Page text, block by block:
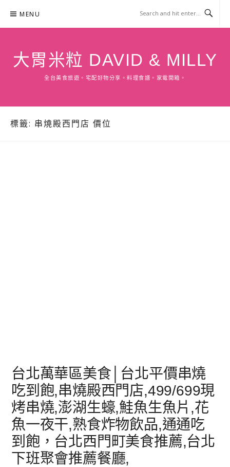
content
MENU
大胃米粒 DAVID & MILLY
全台美食旅遊。宅配好物分享。料理食譜。家電開箱。
標籤: 串燒殿西門店 價位
台北萬華區美食│台北平價串燒
吃到飽,串燒殿西門店,499/699現
烤串燒,澎湖生蠔,鮭魚生魚片,花
魚一夜干,熟食炸物飲品,通通吃
到飽，台北西門町美食推薦,台北
下班聚會推薦餐廳,